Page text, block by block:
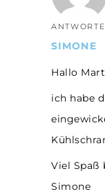
SIMONE
Hallo
ich habe
Viel Spaß
Simone